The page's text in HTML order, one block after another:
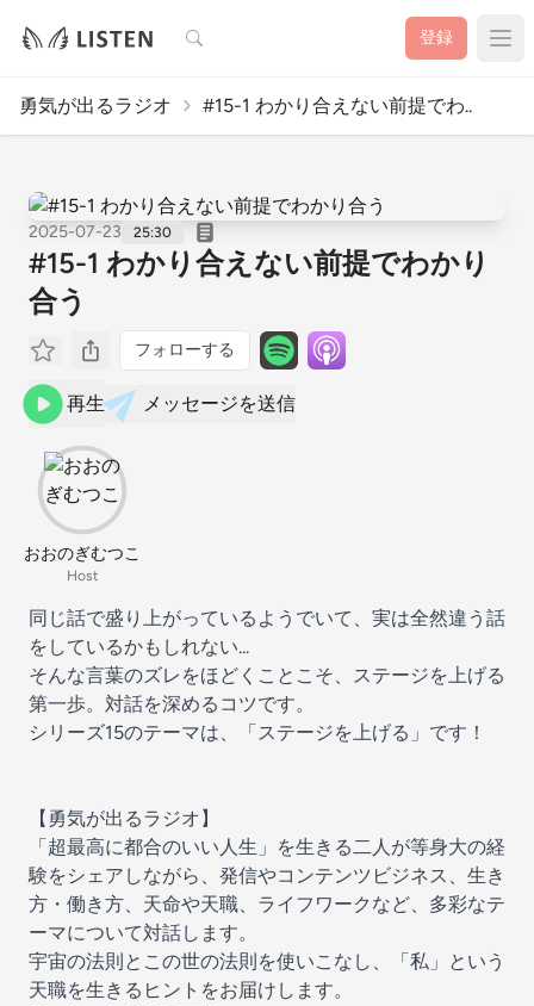
検索 登録
勇気が出るラジオ #15-1 わかり合えない前提でわ..
2025-07-23 25:30
#15-1 わかり合えない前提でわかり
合う
フォローする
再生 メッセージを送信
おおのぎむつこ
Host
同じ話で盛り上がっているようでいて、実は全然違う話
をしているかもしれない...
そんな言葉のズレをほどくことこそ、ステージを上げる
第一歩。対話を深めるコツです。
シリーズ15のテーマは、「ステージを上げる」です！
【勇気が出るラジオ】
「超最高に都合のいい人生」を生きる二人が等身大の経
験をシェアしながら、発信やコンテンツビジネス、生き
方・働き方、天命や天職、ライフワークなど、多彩なテ
ーマについて対話します。
宇宙の法則とこの世の法則を使いこなし、「私」という
天職を生きるヒントをお届けします。